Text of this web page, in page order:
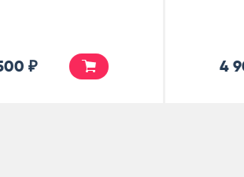
6 500 ₽